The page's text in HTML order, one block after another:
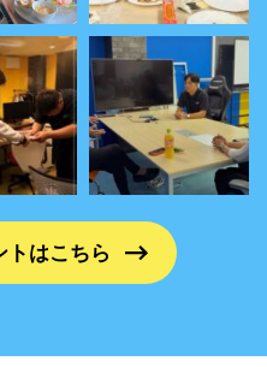
トはこちら